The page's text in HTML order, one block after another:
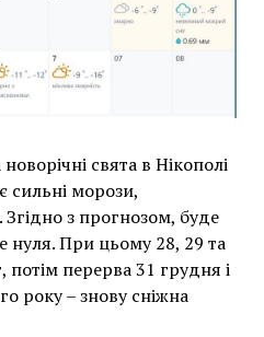
свята в Нікополі
сильні морози,
з прогнозом, буде
нуля. При цьому 28, 29 та
потім перерва 31 грудня і
року – знову сніжна